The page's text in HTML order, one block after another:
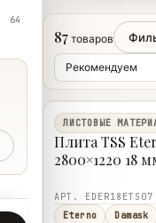
64
87 товаров
ЛИСТОВЫЕ
Плита TSS
2800×1220 18
АРТ. EDER18ETS07
Eterno
Damask